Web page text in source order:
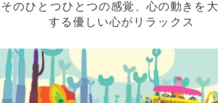
そのひとつひとつの感覚、心の動きを
する優しい心がリラックス